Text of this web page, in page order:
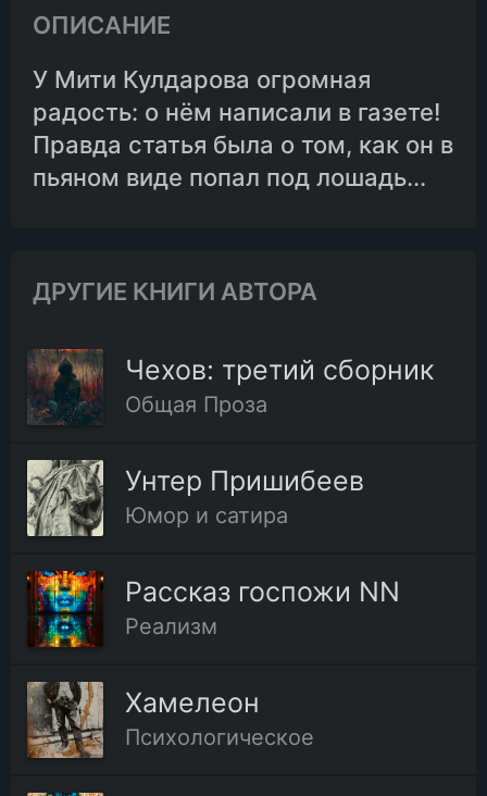
ОПИСАНИЕ
У Мити Кулдарова огромная
радость: о нём написали в газете!
Правда статья была о том, как он в
пьяном виде попал под лошадь...
ДРУГИЕ КНИГИ АВТОРА
Чехов: третий сборник
Общая Проза
Унтер Пришибеев
Юмор и сатира
Рассказ госпожи NN
Реализм
Хамелеон
Психологическое